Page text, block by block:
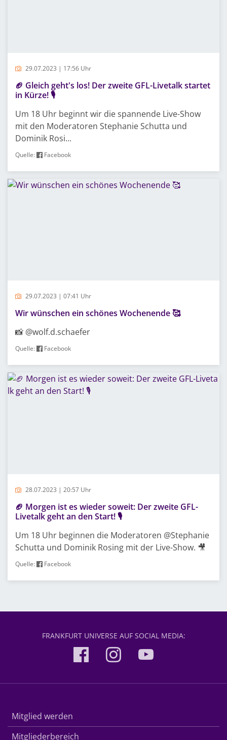
29.07.2023 | 17:56 Uhr
🏈 Gleich geht's los! Der zweite GFL-Livetalk startet
in Kürze! 🎙️
Um 18 Uhr beginnt wir die spannende Live-Show
mit den Moderatoren Stephanie Schutta und
Dominik Rosi...
Quelle: Facebook
29.07.2023 | 07:41 Uhr
Wir wünschen ein schönes Wochenende 🥰
📸 @wolf.d.schaefer
Quelle: Facebook
28.07.2023 | 20:57 Uhr
🏈 Morgen ist es wieder soweit: Der zweite GFL-
Livetalk geht an den Start! 🎙️
Um 18 Uhr beginnen die Moderatoren @Stephanie
Schutta und Dominik Rosing mit der Live-Show. 🎥
Quelle: Facebook
FRANKFURT UNIVERSE AUF SOCIAL MEDIA:
Mitglied werden
Mitgliederbereich